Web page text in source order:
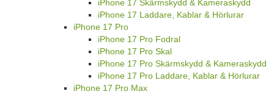
iPhone 17 Skärmskydd & Kameraskydd
iPhone 17 Laddare, Kablar & Hörlurar
iPhone 17 Pro
iPhone 17 Pro Fodral
iPhone 17 Pro Skal
iPhone 17 Pro Skärmskydd & Kameraskydd
iPhone 17 Pro Laddare, Kablar & Hörlurar
iPhone 17 Pro Max